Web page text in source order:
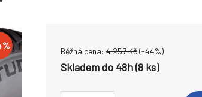
%
Běžná cena: 4 257Kč(-44%)
Skladem do 48h (8 ks)